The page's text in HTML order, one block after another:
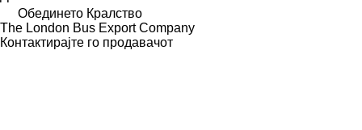
Обединето Кралство
The London Bus Export Company
Контактирајте го продавачот